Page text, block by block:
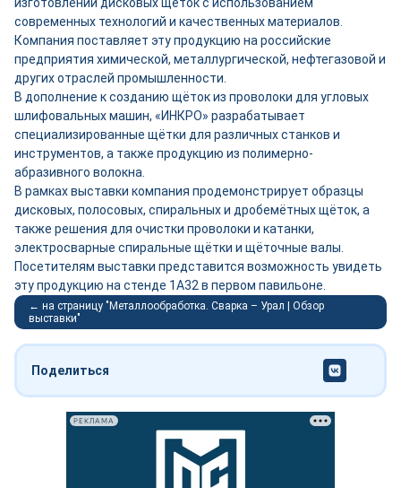
современных технологий и качественных материалов.
Компания поставляет эту продукцию на российские
предприятия химической, металлургической, нефтегазовой и
других отраслей промышленности.
В дополнение к созданию щёток из проволоки для угловых
шлифовальных машин, «ИНКРО» разрабатывает
специализированные щётки для различных станков и
инструментов, а также продукцию из полимерно-
абразивного волокна.
В рамках выставки компания продемонстрирует образцы
дисковых, полосовых, спиральных и дробемётных щёток, а
также решения для очистки проволоки и катанки,
электросварные спиральные щётки и щёточные валы.
Посетителям выставки представится возможность увидеть
эту продукцию на стенде 1A32 в первом павильоне.
← на страницу "Металлообработка. Сварка – Урал | Обзор
выставки"
Поделиться
РЕКЛАМА